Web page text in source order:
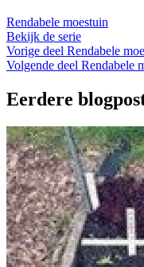
Rendabele moestuin
Bekijk de serie
Vorige deel Rendabele
Volgende deel Rendabele
Eerdere